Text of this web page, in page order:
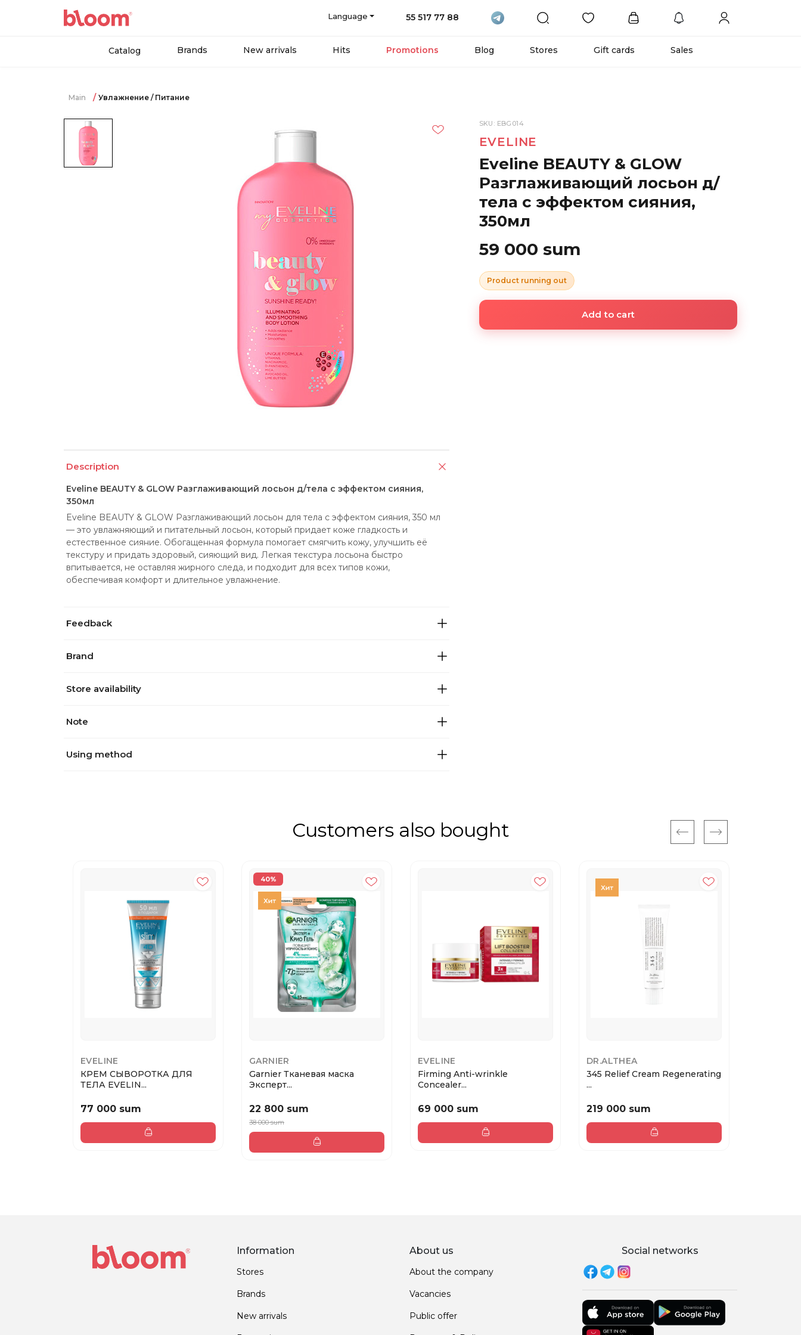
Language 55 517 77 88
Catalog Brands New arrivals Hits Promotions Blog Stores Gift cards Sales
Main Увлажнение / Питание
Description
Eveline BEAUTY & GLOW Разглаживающий лосьон д/тела с эффектом сияния,
350мл
Eveline BEAUTY & GLOW Разглаживающий лосьон для тела с эффектом сияния, 350 мл
— это увлажняющий и питательный лосьон, который придает коже гладкость и
естественное сияние. Обогащенная формула помогает смягчить кожу, улучшить её
текстуру и придать здоровый, сияющий вид. Легкая текстура лосьона быстро
впитывается, не оставляя жирного следа, и подходит для всех типов кожи,
обеспечивая комфорт и длительное увлажнение.
Feedback
Brand
Store availability
Note
Using method
SKU: EBG014
EVELINE
Eveline BEAUTY & GLOW
Разглаживающий лосьон д/
тела с эффектом сияния,
350мл
59 000 sum
Product running out
Add to cart
Customers also bought
EVELINE
КРЕМ СЫВОРОТКА ДЛЯ
ТЕЛА EVELIN...
77 000 sum
40%
GARNIER
Garnier Тканевая маска
Эксперт...
22 800 sum
38 000 sum
EVELINE
Firming Anti-wrinkle
Concealer...
69 000 sum
DR.ALTHEA
345 Relief Cream Regenerating
...
219 000 sum
Information
Stores
Brands
New arrivals
About us
About the company
Vacancies
Public offer
Social networks